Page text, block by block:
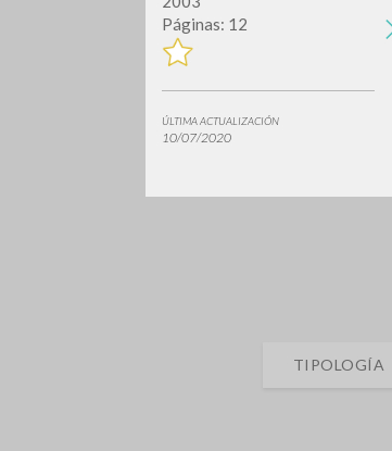
Páginas: 12
ÚLTIMA ACTUALIZACIÓN
10/07/2020
TIPOLOGÍA